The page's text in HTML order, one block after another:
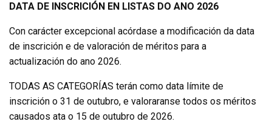
DATA DE INSCRICIÓN EN LISTAS DO ANO 2026
Con carácter excepcional acórdase a modificación da data
de inscrición e de valoración de méritos para a
actualización do ano 2026.
TODAS AS CATEGORÍAS terán como data límite de
inscrición o 31 de outubro, e valoraranse todos os méritos
causados ata o 15 de outubro de 2026.